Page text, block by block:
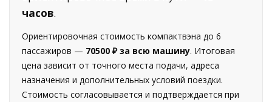
часов.
Ориентировочная стоимость компактвэна до 6
пассажиров — 70500 ₽ за всю машину. Итоговая
цена зависит от точного места подачи, адреса
назначения и дополнительных условий поездки.
Стоимость согласовывается и подтверждается при